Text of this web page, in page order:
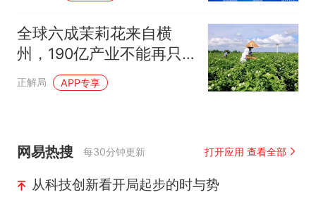
全球六成茉莉花来自横
州，190亿产业不能再只
靠天吃饭
正解局 APP专享
网易热搜 每30分钟更新 打开应用 查看全部
从科技创新看开局起步的时与势